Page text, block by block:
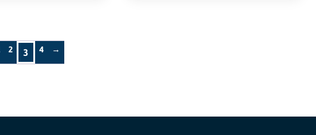
2 3 4 →